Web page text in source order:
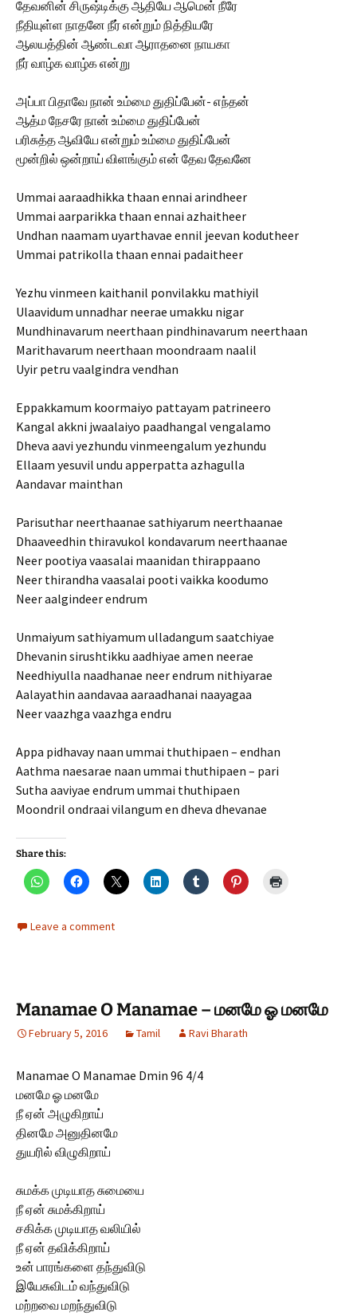
தேவனின் சிருஷ்டிக்கு ஆதியே ஆமென் நீரே
நீதியுள்ள நாதனே நீர் என்றும் நித்தியரே
ஆலயத்தின் ஆண்டவா ஆராதனை நாயகா
நீர் வாழ்க வாழ்க என்று
அப்பா பிதாவே நான் உம்மை துதிப்பேன்- எந்தன்
ஆத்ம நேசரே நான் உம்மை துதிப்பேன்
பரிசுத்த ஆவியே என்றும் உம்மை துதிப்பேன்
மூன்றில் ஒன்றாய் விளங்கும் என் தேவ தேவனே
Ummai aaraadhikka thaan ennai arindheer
Ummai aarparikka thaan ennai azhaitheer
Undhan naamam uyarthavae ennil jeevan kodutheer
Ummai patrikolla thaan ennai padaitheer
Yezhu vinmeen kaithanil ponvilakku mathiyil
Ulaavidum unnadhar neerae umakku nigar
Mundhinavarum neerthaan pindhinavarum neerthaan
Marithavarum neerthaan moondraam naalil
Uyir petru vaalgindra vendhan
Eppakkamum koormaiyo pattayam patrineero
Kangal akkni jwaalaiyo paadhangal vengalamo
Dheva aavi yezhundu vinmeengalum yezhundu
Ellaam yesuvil undu apperpatta azhagulla
Aandavar mainthan
Parisuthar neerthaanae sathiyarum neerthaanae
Dhaaveedhin thiravukol kondavarum neerthaanae
Neer pootiya vaasalai maanidan thirappaano
Neer thirandha vaasalai pooti vaikka koodumo
Neer aalgindeer endrum
Unmaiyum sathiyamum ulladangum saatchiyae
Dhevanin sirushtikku aadhiyae amen neerae
Needhiyulla naadhanae neer endrum nithiyarae
Aalayathin aandavaa aaraadhanai naayagaa
Neer vaazhga vaazhga endru
Appa pidhavay naan ummai thuthipaen – endhan
Aathma naesarae naan ummai thuthipaen – pari
Sutha aaviyae endrum ummai thuthipaen
Moondril ondraai vilangum en dheva dhevanae
Share this:
Leave a comment
Manamae O Manamae – மனமே ஓ மனமே
February 5, 2016 Tamil Ravi Bharath
Manamae O Manamae Dmin 96 4/4
மனமே ஓ மனமே
நீ ஏன் அழுகிறாய்
தினமே அனுதினமே
துயரில் விழுகிறாய்
சுமக்க முடியாத சுமையை
நீ ஏன் சுமக்கிறாய்
சகிக்க முடியாத வலியில்
நீ ஏன் தவிக்கிறாய்
உன் பாரங்களை தந்துவிடு
இயேசுவிடம் வந்துவிடு
மற்றவை மறந்துவிடு